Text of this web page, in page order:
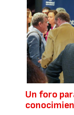
Un foro